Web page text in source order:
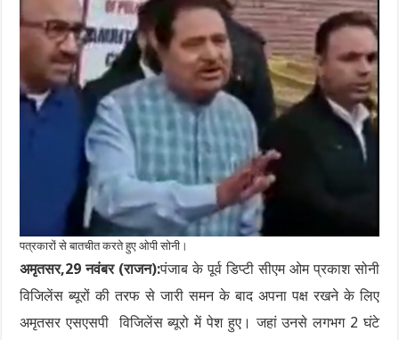
पत्रकारों से बातचीत करते हुए ओपी सोनी।
अमृतसर,29 नवंबर (राजन):पंजाब के पूर्व डिप्टी सीएम ओम प्रकाश सोनी
विजिलेंस ब्यूरों की तरफ से जारी समन के बाद अपना पक्ष रखने के लिए
अमृतसर एसएसपी विजिलेंस ब्यूरो में पेश हुए। जहां उनसे लगभग 2 घंटे